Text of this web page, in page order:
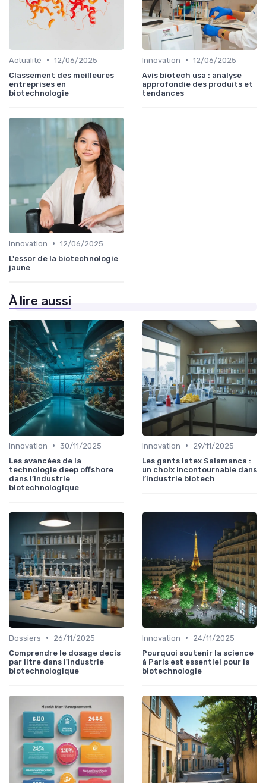
Actualité • 12/06/2025
Classement des meilleures
entreprises en
biotechnologie
Innovation • 12/06/2025
Avis biotech usa : analyse
approfondie des produits et
tendances
Innovation • 12/06/2025
L'essor de la biotechnologie
jaune
À lire aussi
Innovation • 30/11/2025
Les avancées de la
technologie deep offshore
dans l’industrie
biotechnologique
Innovation •
29/11/2025
Les gants latex Salamanca :
un choix incontournable dans
l’industrie biotech
Dossiers •
26/11/2025
Comprendre le dosage decis
par litre dans l'industrie
biotechnologique
Innovation •
24/11/2025
Pourquoi soutenir la science
à Paris est essentiel pour la
biotechnologie